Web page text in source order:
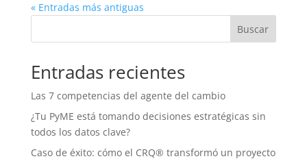
« Entradas más antiguas
Buscar
Entradas recientes
Las 7 competencias del agente del cambio
¿Tu PyME está tomando decisiones estratégicas sin
todos los datos clave?
Caso de éxito: cómo el CRQ® transformó un proyecto